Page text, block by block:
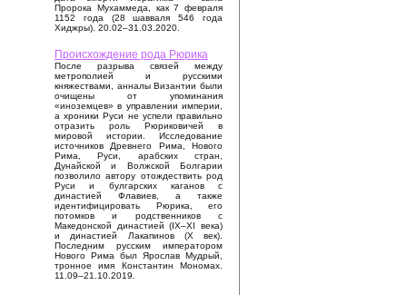
Пророка Мухаммеда, как 7 февраля
1152 года (28 шавваля 546 года
Хиджры). 20.02–31.03.2020.
Происхождение рода Рюрика
После разрыва связей между
метрополией и русскими
княжествами, анналы Византии были
очищены от упоминания
«иноземцев» в управлении империи,
а хроники Руси не успели правильно
отразить роль Рюриковичей в
мировой истории. Исследование
источников Древнего Рима, Нового
Рима, Руси, арабских стран,
Дунайской и Волжской Болгарии
позволило автору отождествить род
Руси и булгарских каганов с
династией Флавиев, а также
идентифицировать Рюрика, его
потомков и родственников с
Македонской династией (IX–XI века)
и династией Лакапинов (X век).
Последним русским императором
Нового Рима был Ярослав Мудрый,
тронное имя Константин Мономах.
11.09–21.10.2019.